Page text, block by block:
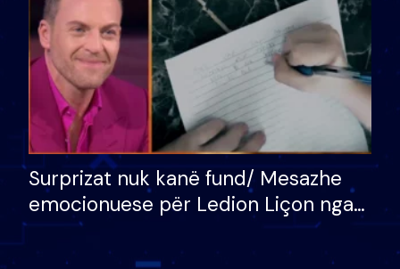
Surprizat nuk kanë fund/ Mesazhe
emocionuese për Ledion Liçon nga
nëna dhe fëmijët e tij, moderatori
nuk i mban dot lotët: Nuk meritoj…